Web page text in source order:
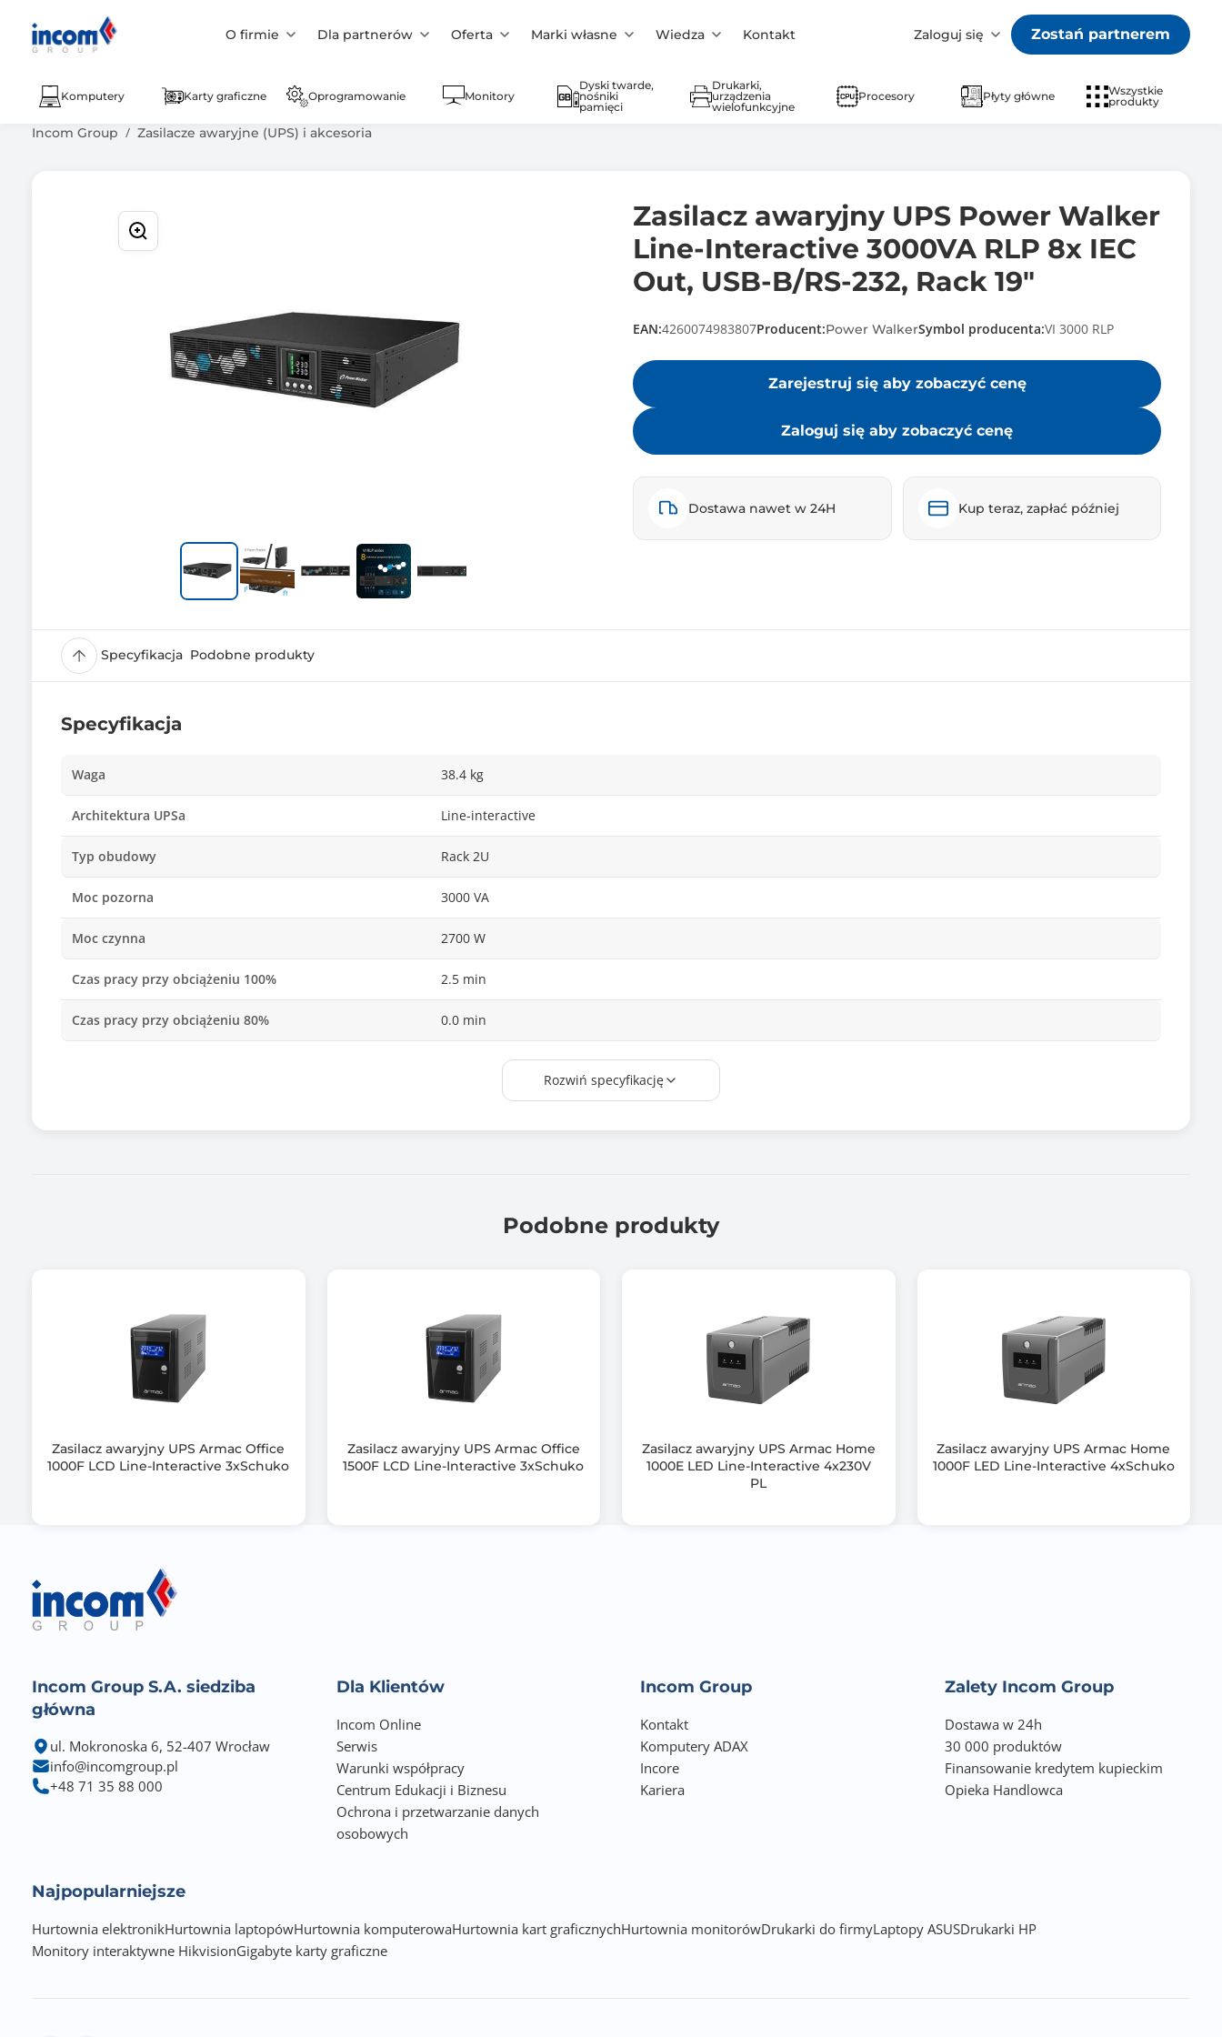
O firmie Dla partnerów Oferta Marki własne Wiedza Kontakt Zaloguj się Zostań partnerem
Komputery Karty graficzne Oprogramowanie Monitory
Dyski twarde,
nośniki
pamięci
Drukarki,
urządzenia
wielofunkcyjne
Procesory Płyty główne
Wszystkie
produkty
Incom Group Zasilacze awaryjne (UPS) i akcesoria
Zasilacz awaryjny UPS Power Walker
Line-Interactive 3000VA RLP 8x IEC
Out, USB-B/RS-232, Rack 19"
EAN:4260074983807Producent:Power WalkerSymbol producenta:VI 3000 RLP
Zarejestruj się aby zobaczyć cenę
Zaloguj się aby zobaczyć cenę
Dostawa nawet w 24H Kup teraz, zapłać później
Specyfikacja Podobne produkty
Specyfikacja
Waga 38.4 kg
Architektura UPSa Line-interactive
Typ obudowy Rack 2U
Moc pozorna 3000 VA
Moc czynna 2700 W
Czas pracy przy obciążeniu 100% 2.5 min
Czas pracy przy obciążeniu 80% 0.0 min
Kształt napięcia wyjściowego Czysta sinusoida
Interfejs komunikacyjny
USB 2.0
Dołączone oprogramowanie PowerMaster
Waga netto (kg)
Informacje dodatkowe
dedykowanego oprogramowania, dostosowując urządzenie do wymagań instalacji
i użytkownika. Ponadto VI RLP generuje pełną sinusoidę na każdym ze swoich
wyjść, zapewniając, że nawet wrażliwe urządzenia będę w pełni zabezpieczone
przed nagłymi zanikami prądu. Współczynnik mocy PF na poziomie 0.9 i wysoka
wydajność energetyczna, zapewniają długi czas podtrzymania zasilania, który
Ekranem LCD i możliwością dodatkowego rozszerzenia funkcjonalności przy
Rozwiń specyfikację
Podobne produkty
Zasilacz awaryjny UPS Armac Office
1000F LCD Line-Interactive 3xSchuko
Zasilacz awaryjny UPS Armac Office
1500F LCD Line-Interactive 3xSchuko
Zasilacz awaryjny UPS Armac Home
1000E LED Line-Interactive 4x230V
PL
Zasilacz awaryjny UPS Armac Home
1000F LED Line-Interactive 4xSchuko
Incom Group S.A. siedziba
główna
ul. Mokronoska 6, 52-407 Wrocław
info@incomgroup.pl
+48 71 35 88 000
Dla Klientów
Incom Online
Serwis
Warunki współpracy
Centrum Edukacji i Biznesu
Ochrona i przetwarzanie danych
osobowych
Incom Group
Kontakt
Komputery ADAX
Incore
Kariera
Zalety Incom Group
Dostawa w 24h
30 000 produktów
Finansowanie kredytem kupieckim
Opieka Handlowca
Najpopularniejsze
Hurtownia elektronikHurtownia laptopówHurtownia komputerowaHurtownia kart graficznychHurtownia monitorówDrukarki do firmyLaptopy ASUSDrukarki HP
Monitory interaktywne HikvisionGigabyte karty graficzne